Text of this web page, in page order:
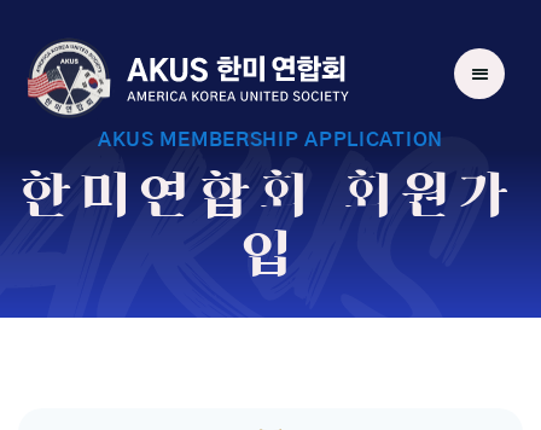
AKUS MEMBERSHIP APPLICATION
한미연합회 회원가
입